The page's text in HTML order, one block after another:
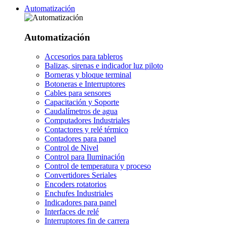
Automatización
Automatización
Accesorios para tableros
Balizas, sirenas e indicador luz piloto
Borneras y bloque terminal
Botoneras e Interruptores
Cables para sensores
Capacitación y Soporte
Caudalímetros de agua
Computadores Industriales
Contactores y relé térmico
Contadores para panel
Control de Nivel
Control para Iluminación
Control de temperatura y proceso
Convertidores Seriales
Encoders rotatorios
Enchufes Industriales
Indicadores para panel
Interfaces de relé
Interruptores fin de carrera